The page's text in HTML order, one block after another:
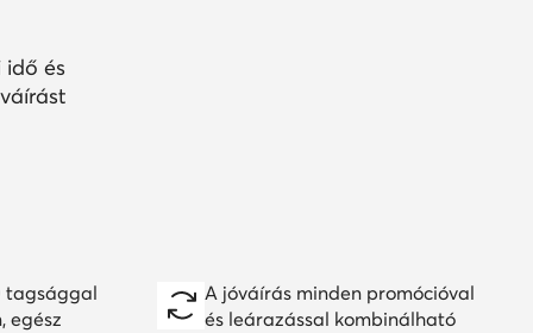
idő és
tagsággal
egész
A jóváírás minden promócióval
és leárazással kombinálható